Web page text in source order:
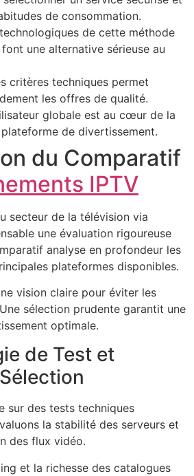
de consommation.
de cette méthode
une alternative sérieuse au
critères techniques permet
les offres de qualité.
globale est au cœur de la
plateforme de divertissement.
du Comparatif
IPTV
secteur de la télévision via
une évaluation rigoureuse
analyse en profondeur les
plateformes disponibles.
vision claire pour éviter les
sélection prudente garantit une
optimale.
de Test et
sur des tests techniques
la stabilité des serveurs et
des flux vidéo.
et la richesse des catalogues